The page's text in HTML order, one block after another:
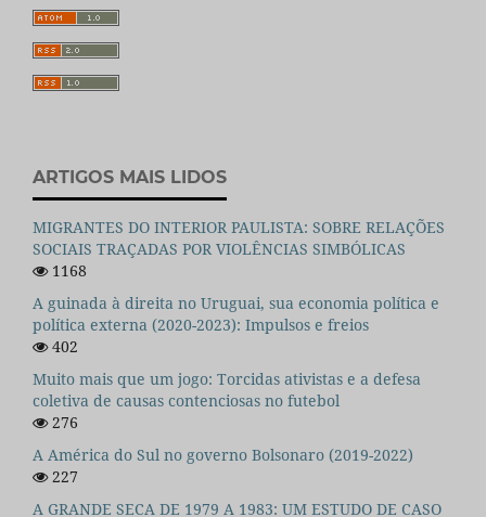
ARTIGOS MAIS LIDOS
MIGRANTES DO INTERIOR PAULISTA: SOBRE RELAÇÕES
SOCIAIS TRAÇADAS POR VIOLÊNCIAS SIMBÓLICAS
1168
A guinada à direita no Uruguai, sua economia política e
política externa (2020-2023): Impulsos e freios
402
Muito mais que um jogo: Torcidas ativistas e a defesa
coletiva de causas contenciosas no futebol
276
A América do Sul no governo Bolsonaro (2019-2022)
227
A GRANDE SECA DE 1979 A 1983: UM ESTUDO DE CASO